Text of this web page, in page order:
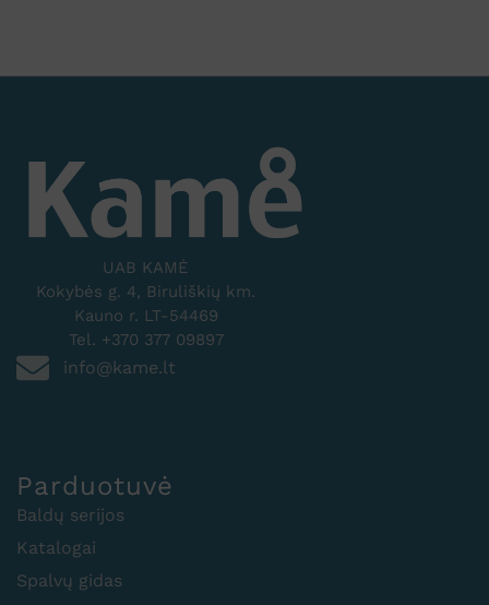
UAB KAMĖ
Kokybės g. 4, Biruliškių km.
Kauno r. LT-54469
Tel. +370 377 09897
info@kame.lt
Parduotuvė
Baldų serijos
Katalogai
Spalvų gidas